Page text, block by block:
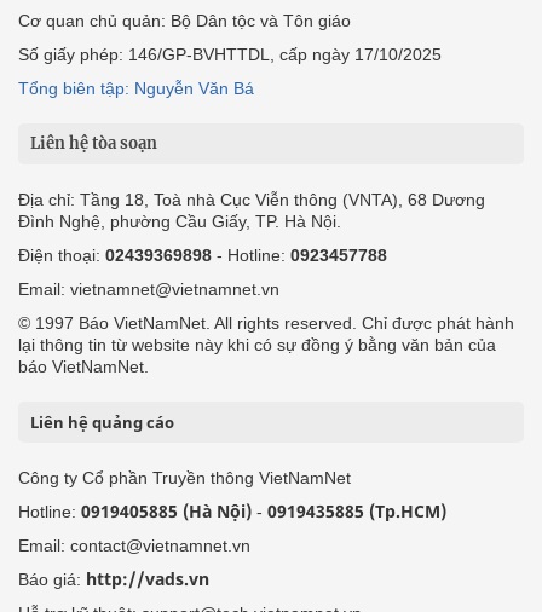
Cơ quan chủ quản: Bộ Dân tộc và Tôn giáo
Số giấy phép: 146/GP-BVHTTDL, cấp ngày 17/10/2025
Tổng biên tập: Nguyễn Văn Bá
Liên hệ tòa soạn
Địa chỉ: Tầng 18, Toà nhà Cục Viễn thông (VNTA), 68 Dương
Đình Nghệ, phường Cầu Giấy, TP. Hà Nội.
Điện thoại: 02439369898 - Hotline: 0923457788
Email: vietnamnet@vietnamnet.vn
© 1997 Báo VietNamNet. All rights reserved. Chỉ được phát hành
lại thông tin từ website này khi có sự đồng ý bằng văn bản của
báo VietNamNet.
Liên hệ quảng cáo
Công ty Cổ phần Truyền thông VietNamNet
Hotline: 0919405885 (Hà Nội) - 0919435885 (Tp.HCM)
Email: contact@vietnamnet.vn
Báo giá: http://vads.vn